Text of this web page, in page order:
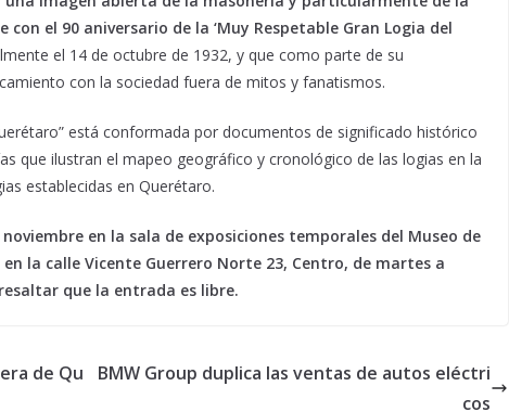
el 90 aniversario de la ‘Muy Respetable Gran Logia del
el 14 de octubre de 1932, y que como parte de su
con la sociedad fuera de mitos y fanatismos.
está conformada por documentos de significado histórico
que ilustran el mapeo geográfico y cronológico de las logias en la
establecidas en Querétaro.
en la sala de exposiciones temporales del Museo de
la calle Vicente Guerrero Norte 23, Centro, de martes a
que la entrada es libre.
de Qu
BMW Group duplica las ventas de autos eléctri
cos